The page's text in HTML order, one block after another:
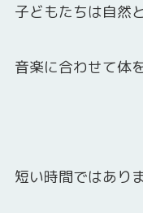
子どもたちは自然
音楽に合わせて体
短い時間ではあり